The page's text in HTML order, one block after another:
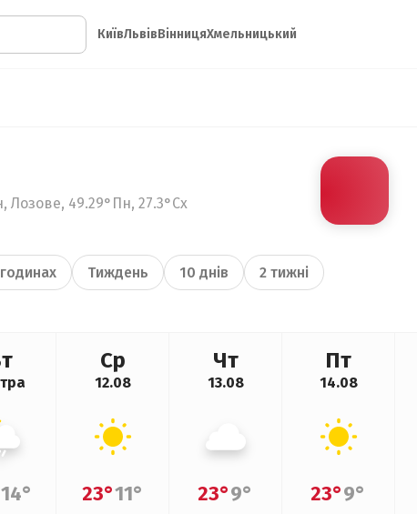
КиївЛьвівВінницяХмельницький
49.29°Пн, 27.3°Сх
Тиждень 10 днів 2 тижні
14°
Ср
12.08
23°11°
Чт
13.08
23°9°
Пт
14.08
23°9°